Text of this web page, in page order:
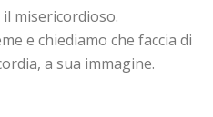
misericordioso.
e chiediamo che faccia di
a sua immagine.